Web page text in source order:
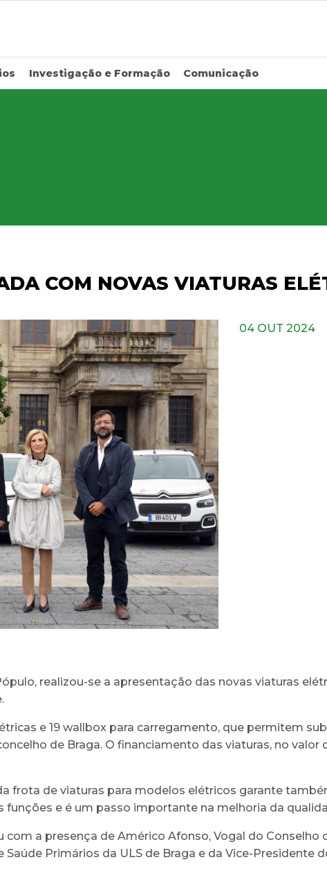
Investigação e Formação Comunicação
COM NOVAS VIATURAS
04 OUT 2024
realizou-se a apresentação das novas viaturas
e 19 wallbox para carregamento, que permitem
de Braga. O financiamento das viaturas, no
frota de viaturas para modelos elétricos garante
funções e é um passo importante na melhoria da
a presença de Américo Afonso, Vogal do Conselho
Primários da ULS de Braga e da Vice-Presidente